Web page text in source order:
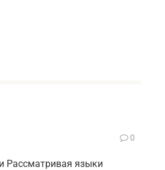
0
Рассматривая языки